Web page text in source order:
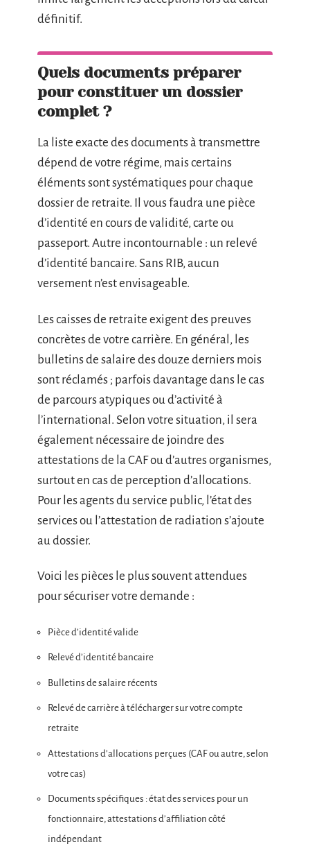
définitif.
Quels documents préparer
pour constituer un dossier
complet ?
La liste exacte des documents à transmettre
dépend de votre régime, mais certains
éléments sont systématiques pour chaque
dossier de retraite. Il vous faudra une pièce
d’identité en cours de validité, carte ou
passeport. Autre incontournable : un relevé
d’identité bancaire. Sans RIB, aucun
versement n’est envisageable.
Les caisses de retraite exigent des preuves
concrètes de votre carrière. En général, les
bulletins de salaire des douze derniers mois
sont réclamés ; parfois davantage dans le cas
de parcours atypiques ou d’activité à
l’international. Selon votre situation, il sera
également nécessaire de joindre des
attestations de la CAF ou d’autres organismes,
surtout en cas de perception d’allocations.
Pour les agents du service public, l’état des
services ou l’attestation de radiation s’ajoute
au dossier.
Voici les pièces le plus souvent attendues
pour sécuriser votre demande :
Pièce d’identité valide
Relevé d’identité bancaire
Bulletins de salaire récents
Relevé de carrière à télécharger sur votre compte
retraite
Attestations d’allocations perçues (CAF ou autre, selon
votre cas)
Documents spécifiques : état des services pour un
fonctionnaire, attestations d’affiliation côté
indépendant